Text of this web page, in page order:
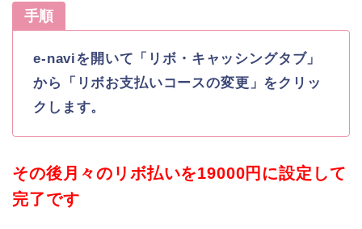
手順
e-naviを開いて「リボ・キャッシングタブ」
から「リボお支払いコースの変更」をクリッ
クします。
その後月々のリボ払いを19000円に設定して
完了です